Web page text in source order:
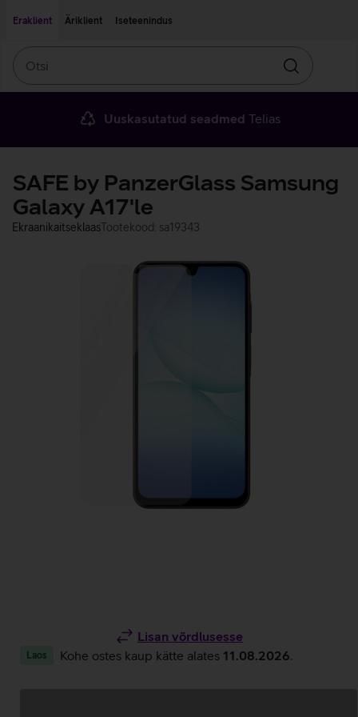
Eraklient
Äriklient Iseteenindus
Otsin
Uuskasutatud seadmed Telias
SAFE by PanzerGlass Samsung
Galaxy A17'le
EkraanikaitseklaasTootekood: sa19343
Lisan võrdlusesse
Laos Kohe ostes kaup kätte alates 11.08.2026